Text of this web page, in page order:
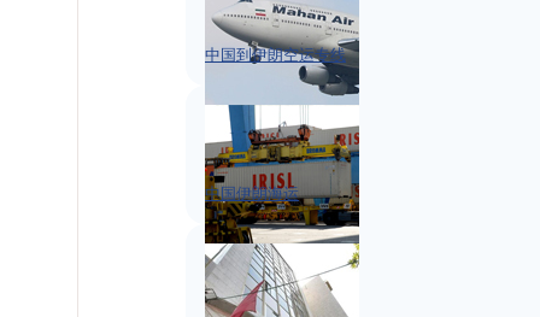
中国到伊朗空运专线
中国伊朗海运